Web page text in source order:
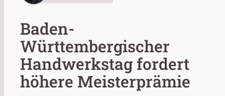
Baden-
Württembergischer
Handwerkstag fordert
höhere Meisterprämie